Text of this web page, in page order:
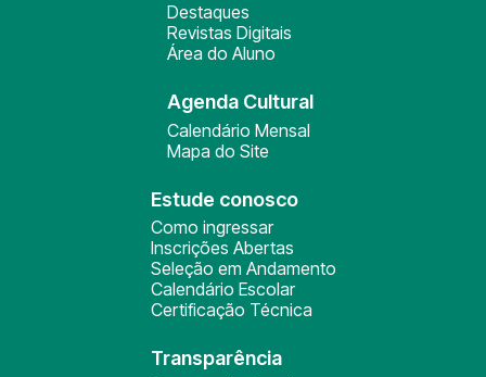
Destaques
Revistas Digitais
Área do Aluno
Agenda Cultural
Calendário Mensal
Mapa do Site
Estude conosco
Como ingressar
Inscrições Abertas
Seleção em Andamento
Calendário Escolar
Certificação Técnica
Transparência